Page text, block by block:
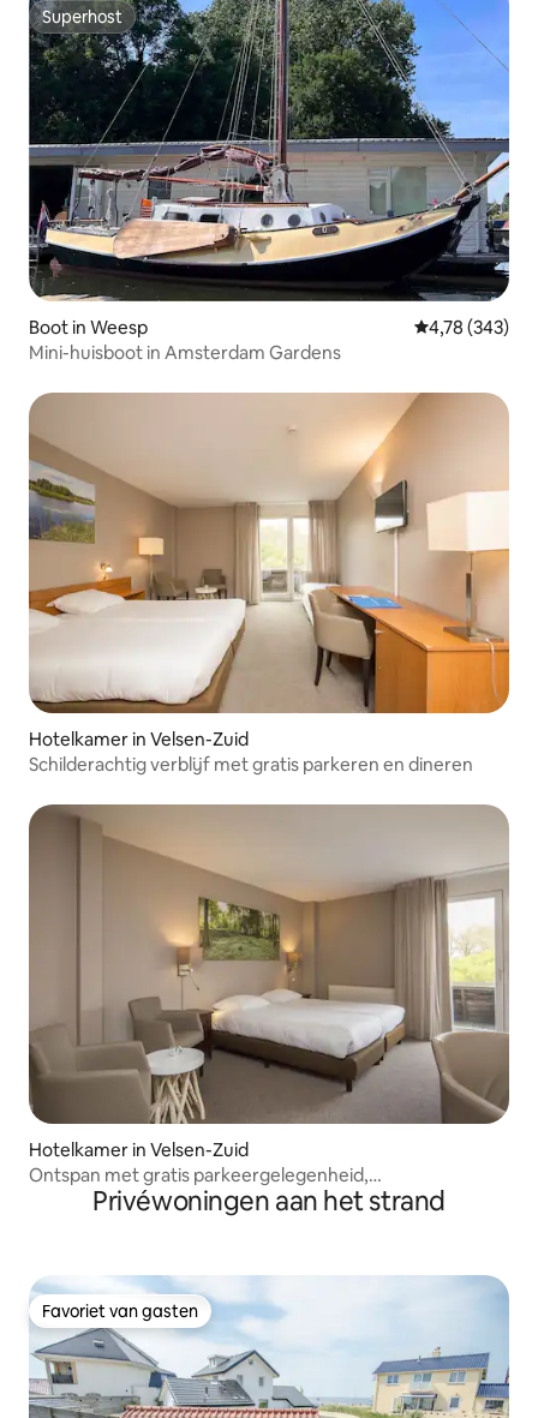
Superhost
Superhost
Boot in Weesp Gemiddelde
4,78 (343)
Mini-huisboot in Amsterdam Gardens
Hotelkamer in Velsen-Zuid
Schilderachtig verblijf met gratis parkeren en dineren
Hotelkamer in Velsen-Zuid
Ontspan met gratis parkeergelegenheid,
eetgelegenheden en een mooi uitzicht
Privéwoningen aan het strand
Favoriet van gasten
Favoriet van gasten